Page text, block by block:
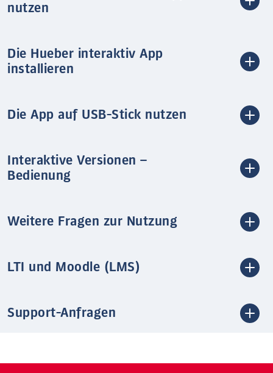
nutzen
Die Hueber interaktiv App
installieren
Die App auf USB-Stick nutzen
Interaktive Versionen –
Bedienung
Weitere Fragen zur Nutzung
LTI und Moodle (LMS)
Support-Anfragen